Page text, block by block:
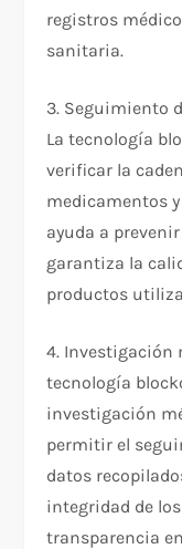
registros
sanitaria.
3. Seguimiento
La tecnología
verificar la
medicamentos
ayuda a
garantiza la
productos
4. Investigación
tecnología
investigación
permitir el
datos
integridad de
transparencia